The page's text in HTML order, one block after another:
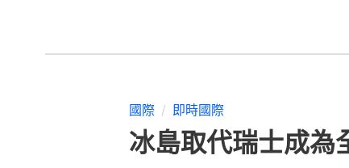
國際 即時國際
冰島取代瑞士成